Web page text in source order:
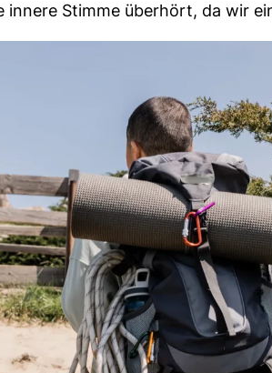
innere Stimme überhört, da wir